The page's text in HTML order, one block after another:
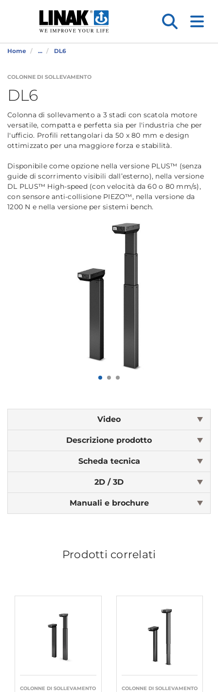
Home ... DL6
COLONNE DI SOLLEVAMENTO
DL6
Colonna di sollevamento a 3 stadi con scatola motore
versatile, compatta e perfetta sia per l'industria che per
l'ufficio. Profili rettangolari da 50 x 80 mm e design
ottimizzato per una maggiore forza e stabilità.
Disponibile come opzione nella versione PLUS™ (senza
guide di scorrimento visibili dall’esterno), nella versione
DL PLUS™ High-speed (con velocità da 60 o 80 mm/s),
con sensore anti-collisione PIEZO™, nella versione da
1200 N e nella versione per sistemi bench.
Video
Descrizione prodotto
Scheda tecnica
2D / 3D
Manuali e brochure
Prodotti correlati
COLONNE DI SOLLEVAMENTO COLONNE DI SOLLEVAMENTO